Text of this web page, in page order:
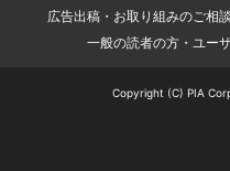
広告出稿・お取り組みのご相
一般の読者の方・ユー
Copyright (C) PIA